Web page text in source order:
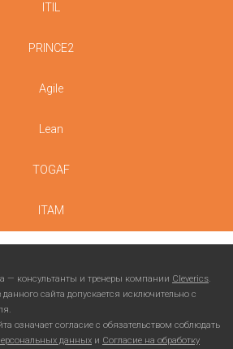
ITIL
PRINCE2
Agile
Lean
TOGAF
ITAM
— консультанты и тренеры компании Cleverics.
сайта допускается исключительно с
означает согласие с обязательством соблюдать
данных и Согласие на обработку